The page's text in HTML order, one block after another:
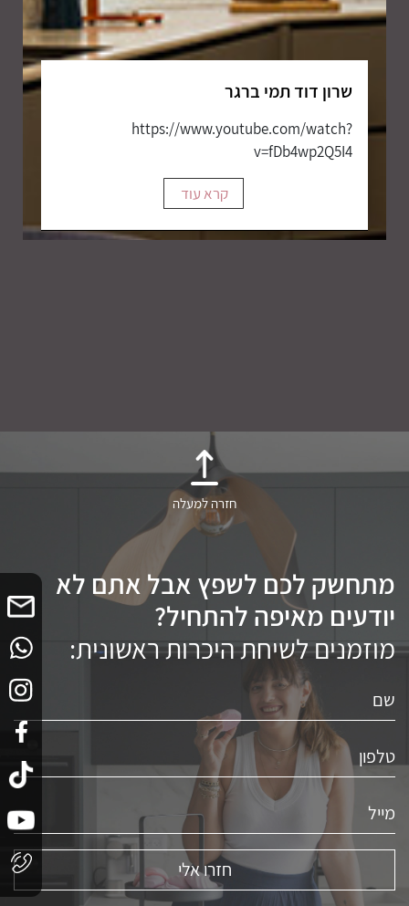
שרון דוד תמי ברגר
https://www.youtube.com/watch?
v=fDb4wp2Q5I4
קרא עוד
חזרה למעלה
מתחשק לכם לשפץ אבל אתם לא
יודעים מאיפה להתחיל?
מוזמנים לשיחת היכרות ראשונית: